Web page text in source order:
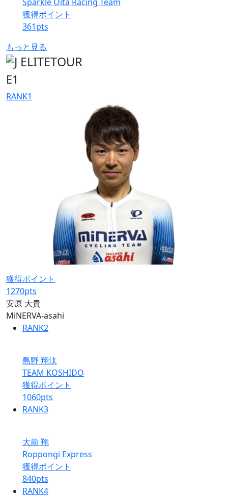
獲得ポイント
361pts
もっと見る
E1
RANK1
獲得ポイント
1270pts
安原 大貴
MiNERVA-asahi
RANK2
島野 翔汰
TEAM KOSHIDO
獲得ポイント
1060pts
RANK3
大前 翔
Roppongi Express
獲得ポイント
840pts
RANK4